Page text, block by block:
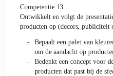
Competentie 13:
Ontwikkelt en volgt de
producten op (decors, publiciteit
Bepaalt een palet van
om de aandacht op
Bedenkt een concept voor
producten dat past bij de